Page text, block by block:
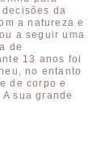
da
a natureza e
a seguir uma
de
13 anos foi
no entanto
de corpo e
sua grande